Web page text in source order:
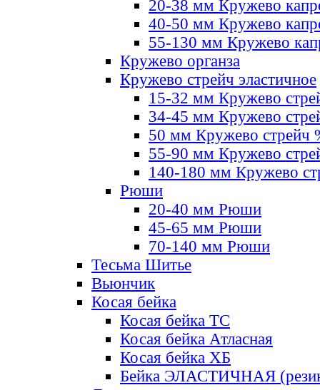
20-38 мм Кружево
40-50 мм Кружево
55-130 мм Кружево
Кружево органза
Кружево стрейч эластичное
15-32 мм Кружево
34-45 мм Кружево
50 мм Кружево стрейч
55-90 мм Кружево
140-180 мм Кружево
Рюши
20-40 мм Рюши
45-65 мм Рюши
70-140 мм Рюши
Тесьма Шитье
Вьюнчик
Косая бейка
Косая бейка ТС
Косая бейка Атласная
Косая бейка ХБ
Бейка ЭЛАСТИЧНАЯ